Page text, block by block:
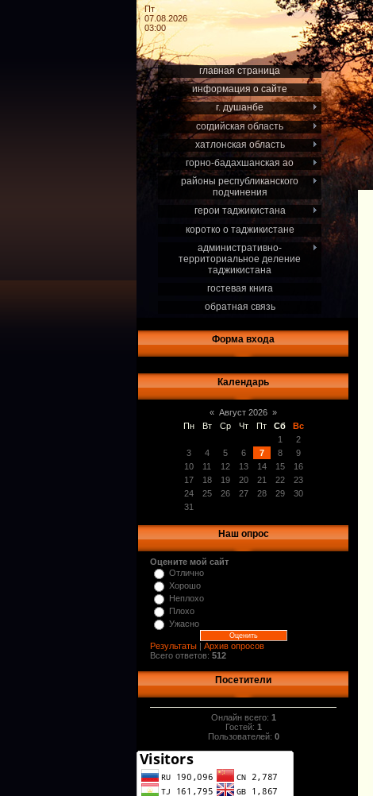
Пт
07.08.2026
03:00
главная страница
информация о сайте
г. душанбе
согдийская область
хатлонская область
горно-бадахшанская ао
районы республиканского
подчинения
герои таджикистана
коротко о таджикистане
административно-
территориальное деление
таджикистана
гостевая книга
обратная связь
Форма входа
Календарь
« Август 2026 »
Пн
Вт Ср Чт Пт Сб
Вс
1
2
3
4 5 6 7 8
9
10
11 12 13 14 15
16
17
18 19 20 21 22
23
24
25 26 27 28 29
30
31
Наш опрос
Оцените мой сайт
Отлично
Хорошо
Неплохо
Плохо
Ужасно
Результаты | Архив опросов
Всего ответов: 512
Посетители
Онлайн всего: 1
Гостей: 1
Пользователей: 0